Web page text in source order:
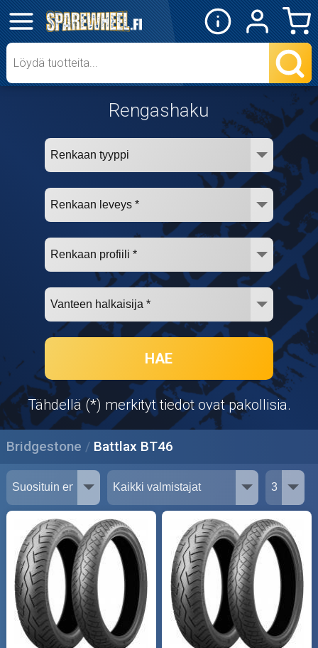
✕
Mopon osat
Skootterin osat
Crossipyörän osat
Moottoripyörän osat
Moottorikelkan osat
Mopoauton osat
Mönkijän osat
Puutarha ja metsä
Ajovarusteet
Nastarenkaat
Renkaat ja vanteet
Öljyt ja kemikaalit
Työkalut
Outlet-tuotteet
Rengashaku
HAE
Tähdellä (*) merkityt tiedot ovat pakollisia.
Bridgestone Battlax BT46